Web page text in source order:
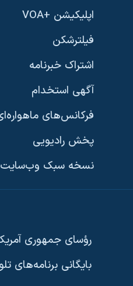
اپلیکیشن +VOA
فیلترشکن
اشتراک خبرنامه
آگهی استخدام
فرکانس‌های
پخش رادیویی
نسخه سبک وب‌سایت
رؤسای جمهوری
بایگانی برنامه‌های